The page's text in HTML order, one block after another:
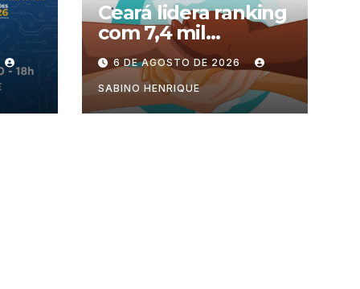
Ceará lidera ranking
com 7,4 mil
processos no país
6 DE AGOSTO DE 2026
SABINO HENRIQUE